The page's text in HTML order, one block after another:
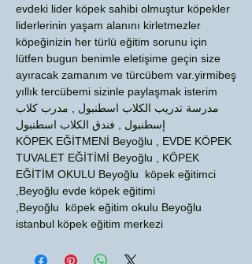
evdeki lider köpek sahibi olmuştur köpekler
liderlerinin yaşam alanını kirletmezler
köpeğinizin her türlü eğitim sorunu için
lütfen bugun benimle eletişime geçin size
ayıracak zamanım ve türcübem var.yirmibeş
yıllık tercübemi sizinle paylaşmak isterim
مدرسة تدريب الكلاب اسطنبول , مدرب كلاب
إسطنبول , فندق الكلاب اسطنبول
KÖPEK EĞİTMENİ Beyoğlu , EVDE KÖPEK
TUVALET EĞİTİMİ Beyoğlu , KÖPEK
EĞİTİM OKULU Beyoğlu köpek eğitimci
,Beyoğlu evde köpek eğitimi
,Beyoğlu köpek eğitim okulu Beyoğlu
istanbul köpek eğitim merkezi